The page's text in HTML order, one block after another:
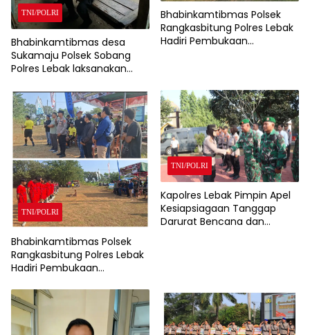
TNI/POLRI
Bhabinkamtibmas desa
Sukamaju Polsek Sobang
Polres Lebak laksanakan
Bhabinkamtibmas Polsek
Rangkasbitung Polres Lebak
Hadiri Pembukaan
TNI/POLRI
Bhabinkamtibmas Polsek
Rangkasbitung Polres Lebak
Hadiri Pembukaan
Desa Nameng Tingkat RT
TNI/POLRI
Kapolres Lebak Pimpin Apel
Kesiapsiagaan Tanggap
Darurat Bencana dan